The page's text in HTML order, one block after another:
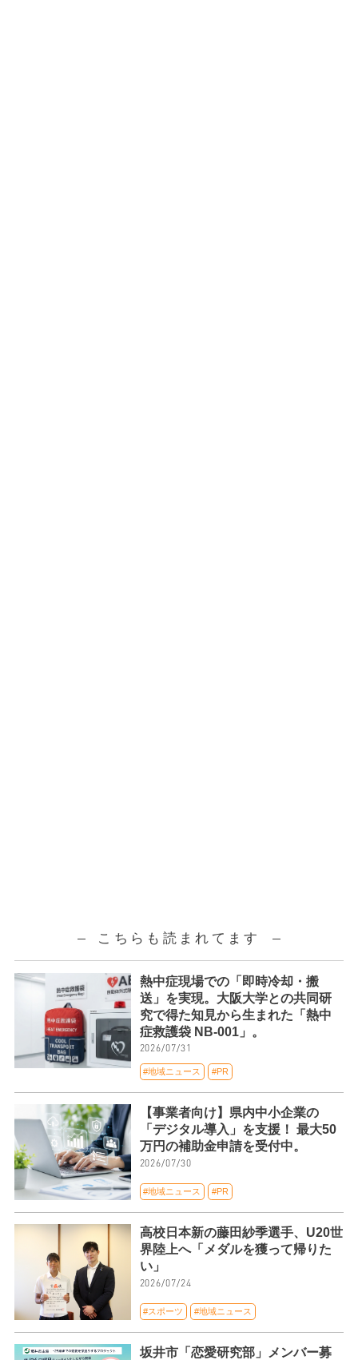
こちらも読まれてます
熱中症現場での「即時冷却・搬
送」を実現。大阪大学との共同研
究で得た知見から生まれた「熱中
症救護袋 NB-001」。
2026/07/31
#地域ニュース #PR
【事業者向け】県内中小企業の
「デジタル導入」を支援！ 最大50
万円の補助金申請を受付中。
2026/07/30
#地域ニュース #PR
高校日本新の藤田紗季選手、U20世
界陸上へ「メダルを獲って帰りた
い」
2026/07/24
#スポーツ #地域ニュース
坂井市「恋愛研究部」メンバー募